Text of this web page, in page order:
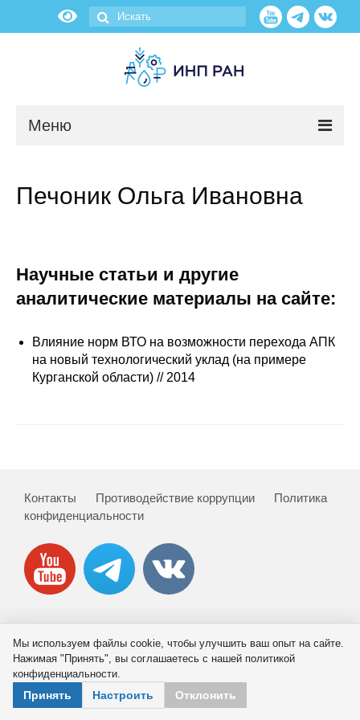
Меню
Научные подразделения
Сотрудники
Публикации
Научная жизнь
Издания
О журнале
Номера журналов
Печоник Ольга Ивановна
Научные статьи и другие
аналитические материалы на сайте:
Влияние норм ВТО на возможности перехода АПК
на новый технологический уклад (на примере
Курганской области) // 2014
Контакты Противодействие коррупции
Политика
конфиденциальности
Мы используем файлы cookie, чтобы улучшить ваш опыт на сайте.
Нажимая "Принять", вы соглашаетесь с нашей политикой
конфиденциальности.
Принять Настроить Отклонить